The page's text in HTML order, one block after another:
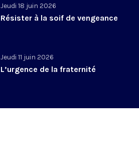
Jeudi 18 juin 2026
Résister à la soif de vengeance
Jeudi 11 juin 2026
L’urgence de la fraternité